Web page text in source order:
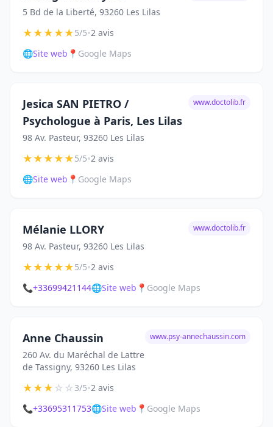
5 Bd de la Liberté, 93260 Les Lilas
★★★★★5/5•2 avis
🌐Site web 📍 Google Maps
Jesica SAN PIETRO /
Psychologue à Paris, Les Lilas
98 Av. Pasteur, 93260 Les Lilas
www.doctolib.fr
★★★★★5/5•2 avis
🌐Site web 📍 Google Maps
Mélanie LLORY
98 Av. Pasteur, 93260 Les Lilas
www.doctolib.fr
★★★★★5/5•2 avis
📞+33699421144🌐Site web 📍 Google Maps
Anne Chaussin
260 Av. du Maréchal de Lattre
de Tassigny, 93260 Les Lilas
www.psy-annechaussin.com
★★★☆☆3/5•2 avis
📞+33695311753🌐Site web 📍 Google Maps